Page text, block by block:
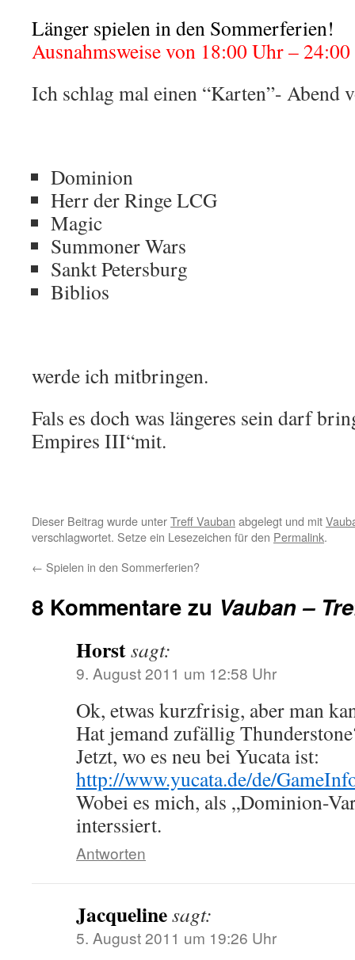
Länger spielen in den Sommerferien!
Ausnahmsweise von 18:00 Uhr –
Ich schlag mal einen “Karten”- Abend
Dominion
Herr der Ringe LCG
Magic
Summoner Wars
Sankt Petersburg
Biblios
werde ich mitbringen.
Fals es doch was längeres sein darf
Empires III“mit.
Dieser Beitrag wurde unterTreff Vauban abgelegt und mit
verschlagwortet. Setze ein Lesezeichen für den Permalink.
← Spielen in den Sommerferien?
8 Kommentare zu Vauban –
Horstsagt:
9. August 2011 um 12:58 Uhr
Ok, etwas kurzfrisig, aber man
Hat jemand zufällig
Jetzt, wo es neu bei Yucata ist:
http://www.yucata.de/de/
Wobei es mich, als „Dominion-
interssiert.
Antworten
Jacquelinesagt:
5. August 2011 um 19:26 Uhr